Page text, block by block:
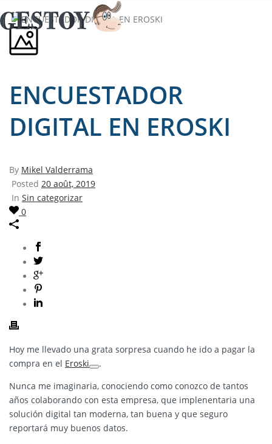
ENCUESTADOR
DIGITAL EN EROSKI
By Mikel Valderrama
Posted 20 août, 2019
In Sin categorizar
0
Hoy me llevado una grata sorpresa cuando he ido a pagar la
compra en el Eroski
.
Nunca me imaginaria, conociendo como conozco de tantos
años colaborando con esta empresa, que implenentaria una
solución digital tan moderna, tan buena y que seguro
reportará muy buenos datos.